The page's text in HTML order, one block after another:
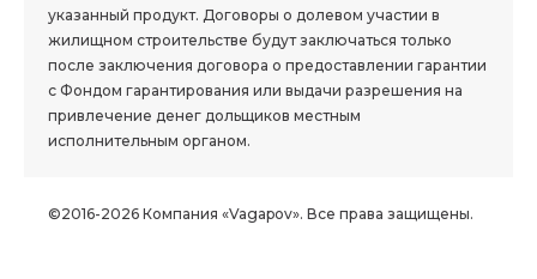
указанный продукт. Договоры о долевом участии в
жилищном строительстве будут заключаться только
после заключения договора о предоставлении гарантии
с Фондом гарантирования или выдачи разрешения на
привлечение денег дольщиков местным
исполнительным органом.
©2016-2026 Компания «Vagapov». Все права защищены.